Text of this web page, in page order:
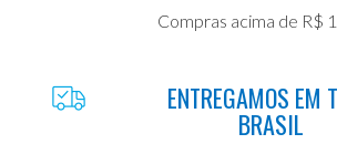
Compras acima de R$
ENTREGAMOS EM
BRASIL